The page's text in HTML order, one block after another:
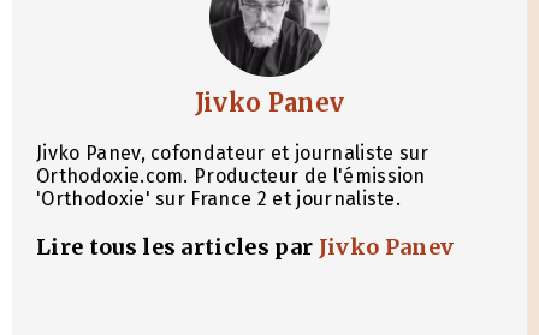
Jivko Panev
Jivko Panev, cofondateur et journaliste sur
Orthodoxie.com. Producteur de l'émission
'Orthodoxie' sur France 2 et journaliste.
Lire tous les articles par Jivko Panev